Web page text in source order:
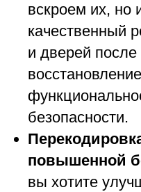
вскроем их, но
качественный
и дверей после
безопасности.
повышенной
вы хотите